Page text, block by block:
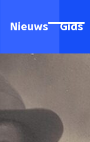
Nieuws Gids